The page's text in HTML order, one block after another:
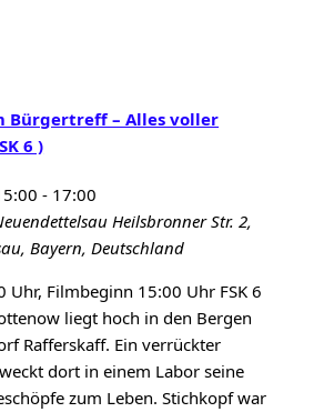
Bürgertreff – Alles voller
6 )
- 17:00
Heilsbronner Str. 2,
Bayern, Deutschland
Uhr, Filmbeginn 15:00 Uhr FSK 6
liegt hoch in den Bergen
Rafferskaff. Ein verrückter
dort in einem Labor seine
zum Leben. Stichkopf war